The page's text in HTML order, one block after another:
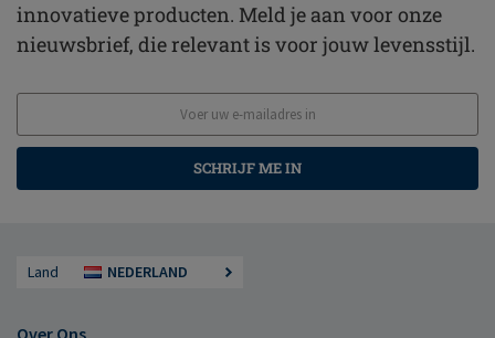
innovatieve producten. Meld je aan voor onze
nieuwsbrief, die relevant is voor jouw levensstijl.
SCHRIJF ME IN
Land NEDERLAND